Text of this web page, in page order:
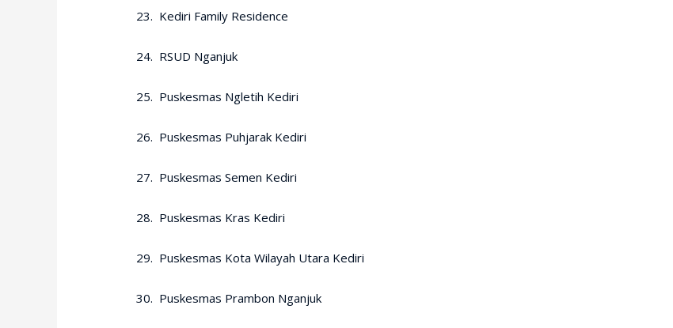
23. Kediri Family Residence
24. RSUD Nganjuk
25. Puskesmas Ngletih Kediri
26. Puskesmas Puhjarak Kediri
27. Puskesmas Semen Kediri
28. Puskesmas Kras Kediri
29. Puskesmas Kota Wilayah Utara Kediri
30. Puskesmas Prambon Nganjuk